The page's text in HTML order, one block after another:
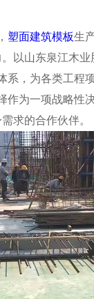
塑面建筑模板生
以山东泉江木
，为各类工程
为一项战略性
求的合作伙伴。